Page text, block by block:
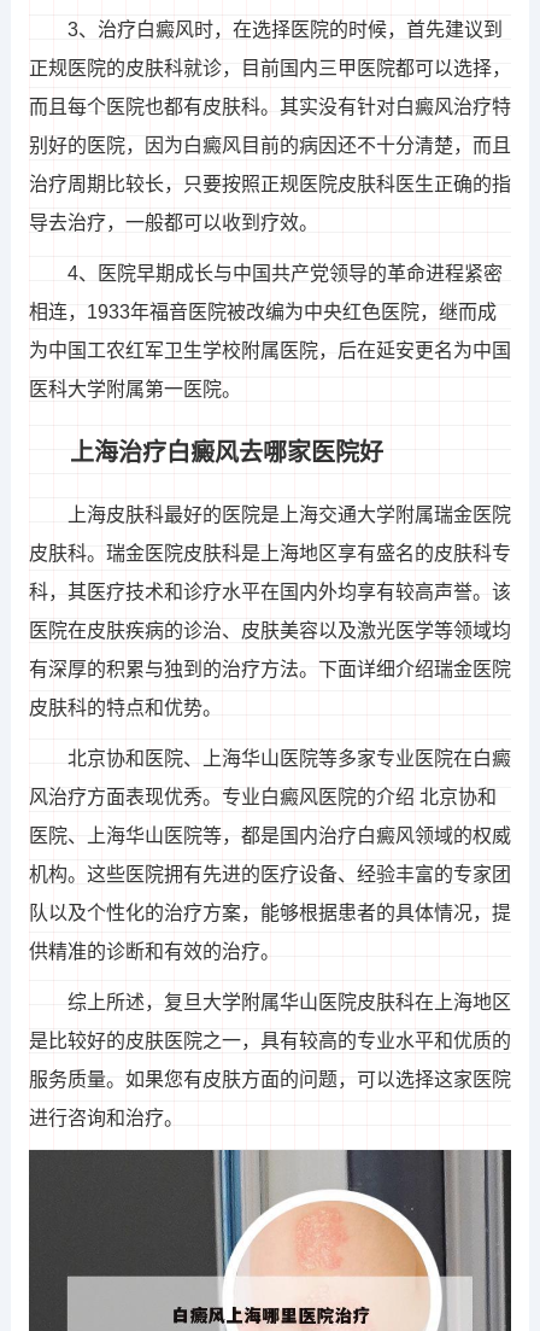
3、治疗白癜风时，在选择医院的时候，首先建议到
正规医院的皮肤科就诊，目前国内三甲医院都可以选择，
而且每个医院也都有皮肤科。其实没有针对白癜风治疗特
别好的医院，因为白癜风目前的病因还不十分清楚，而且
治疗周期比较长，只要按照正规医院皮肤科医生正确的指
导去治疗，一般都可以收到疗效。
4、医院早期成长与中国共产党领导的革命进程紧密
相连，1933年福音医院被改编为中央红色医院，继而成
为中国工农红军卫生学校附属医院，后在延安更名为中国
医科大学附属第一医院。
上海治疗白癜风去哪家医院好
上海皮肤科最好的医院是上海交通大学附属瑞金医院
皮肤科。瑞金医院皮肤科是上海地区享有盛名的皮肤科专
科，其医疗技术和诊疗水平在国内外均享有较高声誉。该
医院在皮肤疾病的诊治、皮肤美容以及激光医学等领域均
有深厚的积累与独到的治疗方法。下面详细介绍瑞金医院
皮肤科的特点和优势。
北京协和医院、上海华山医院等多家专业医院在白癜
风治疗方面表现优秀。专业白癜风医院的介绍 北京协和
医院、上海华山医院等，都是国内治疗白癜风领域的权威
机构。这些医院拥有先进的医疗设备、经验丰富的专家团
队以及个性化的治疗方案，能够根据患者的具体情况，提
供精准的诊断和有效的治疗。
综上所述，复旦大学附属华山医院皮肤科在上海地区
是比较好的皮肤医院之一，具有较高的专业水平和优质的
服务质量。如果您有皮肤方面的问题，可以选择这家医院
进行咨询和治疗。